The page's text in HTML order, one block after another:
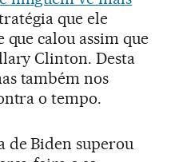
que ele
calou assim que
Clinton. Desta
também nos
o tempo.
de Biden superou